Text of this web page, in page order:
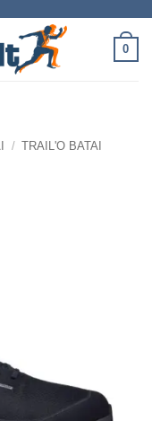
0
/ TRAIL'O BATAI